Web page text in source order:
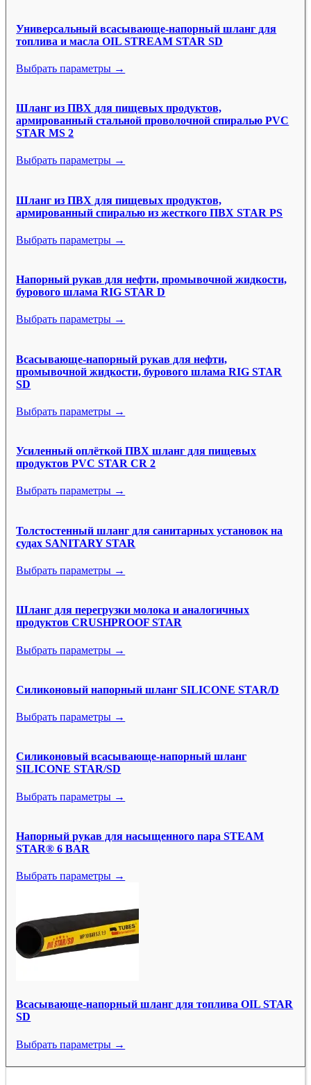
Универсальный всасывающе-напорный шланг для
топлива и масла OIL STREAM STAR SD
Выбрать параметры →
Шланг из ПВХ для пищевых продуктов,
армированный стальной проволочной спиралью PVC
STAR MS 2
Выбрать параметры →
Шланг из ПВХ для пищевых продуктов,
армированный спиралью из жесткого ПВХ STAR PS
Выбрать параметры →
Напорный рукав для нефти, промывочной жидкости,
бурового шлама RIG STAR D
Выбрать параметры →
Всасывающе-напорный рукав для нефти,
промывочной жидкости, бурового шлама RIG STAR
SD
Выбрать параметры →
Усиленный оплёткой ПВХ шланг для пищевых
продуктов PVC STAR CR 2
Выбрать параметры →
Толстостенный шланг для санитарных установок на
судах SANITARY STAR
Выбрать параметры →
Шланг для перегрузки молока и аналогичных
продуктов CRUSHPROOF STAR
Выбрать параметры →
Силиконовый напорный шланг SILICONE STAR/D
Выбрать параметры →
Силиконовый всасывающе-напорный шланг
SILICONE STAR/SD
Выбрать параметры →
Напорный рукав для насыщенного пара STEAM
STAR® 6 BAR
Выбрать параметры →
Всасывающе-напорный шланг для топлива OIL STAR
SD
Выбрать параметры →